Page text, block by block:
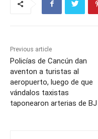
Previous article
Policías de Cancún dan
aventon a turistas al
aeropuerto, luego de que
vándalos taxistas
taponearon arterias de BJ